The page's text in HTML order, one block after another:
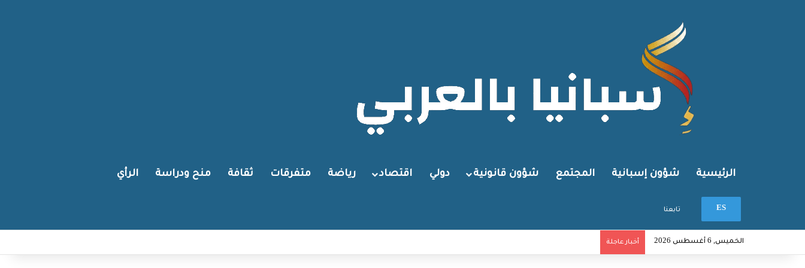
الرئيسية شؤون إسبانية المجتمع شؤون قانونية دولي اقتصاد رياضة متفرقات ثقافة منح ودراسة الرأي
ES تابعنا
الخميس, 6 أغسطس 2026 أخبار عاجلة